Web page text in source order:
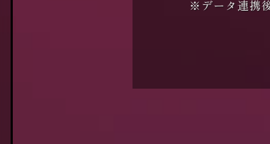
※データ連携